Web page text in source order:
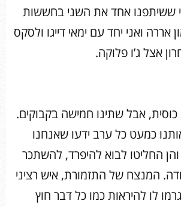
ששיתפנו אחד את השני בחששות
אררה ואני יחד עם ימאי דייגו ולסקס
אצל ג’ו פלוקה.
כוסית, אבל שתינו חמישה בקבוקים.
כמעט כל ערב ידעו שאנחנו
החליטו לבוא להיפרד, להשתכר
המנצח של התזמורת, איש רציני
לו להיראות כמו כל דבר חוץ